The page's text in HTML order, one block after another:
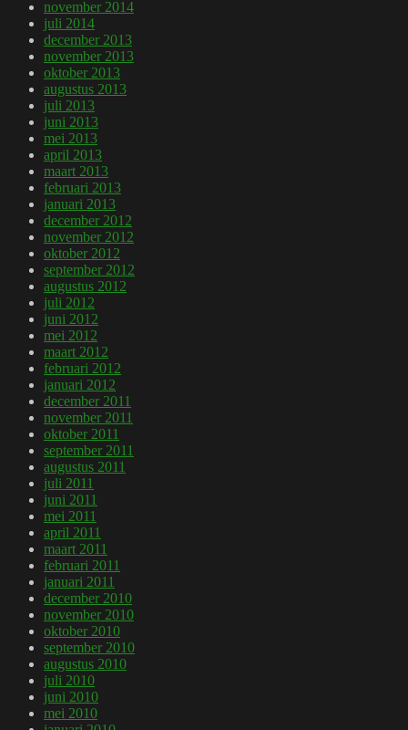
november 2014
juli 2014
december 2013
november 2013
oktober 2013
augustus 2013
juli 2013
juni 2013
mei 2013
april 2013
maart 2013
februari 2013
januari 2013
december 2012
november 2012
oktober 2012
september 2012
augustus 2012
juli 2012
juni 2012
mei 2012
maart 2012
februari 2012
januari 2012
december 2011
november 2011
oktober 2011
september 2011
augustus 2011
juli 2011
juni 2011
mei 2011
april 2011
maart 2011
februari 2011
januari 2011
december 2010
november 2010
oktober 2010
september 2010
augustus 2010
juli 2010
juni 2010
mei 2010